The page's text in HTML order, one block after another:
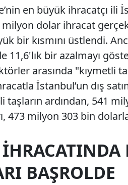
en büyük ihracatçı
milyon dolar ihracat
bir kısmını üstlendi.
11,6'lık bir azalmayı
arasında "kıymetli
İstanbul’un dış
taşların ardından, 541
473 milyon 303 bin
BAŞROLDE